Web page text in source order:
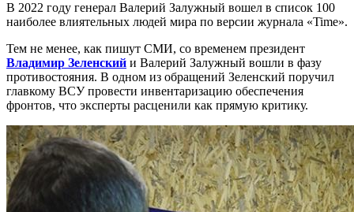
В 2022 году генерал Валерий Залужный вошел в список 100
наиболее влиятельных людей мира по версии журнала «Time».
Тем не менее, как пишут СМИ, со временем президент
Владимир Зеленский и Валерий Залужный вошли в фазу
противостояния. В одном из обращений Зеленский поручил
главкому ВСУ провести инвентаризацию обеспечения
фронтов, что эксперты расценили как прямую критику.